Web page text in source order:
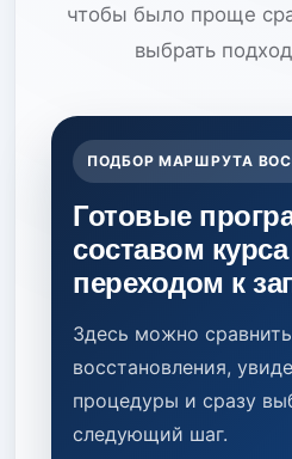
чтобы было проще
выбрать
ПОДБОР МАРШРУТА
Готовые
составом
переходом к
Здесь можно
восстановления,
процедуры и сразу
следующий шаг.